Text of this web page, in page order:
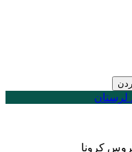
کرونا